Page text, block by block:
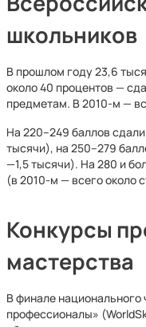
школьников
В прошлом году 23,6
около 40 процентов —
предметам. В 2010-м —
На 220–249 баллов
тысячи), на 250–279
—1,5 тысячи). На 280 и
(в 2010-м — всего около
Конкурсы
мастерства
В финале
профессионалы»